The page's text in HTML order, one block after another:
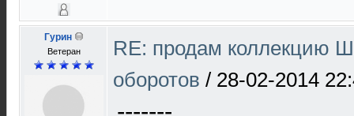
Гурин
Ветеран
RE: продам коллекцию
оборотов / 28-02-2014